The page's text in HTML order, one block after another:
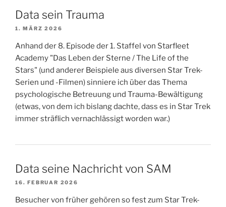
Data sein Trauma
1. MÄRZ 2026
Anhand der 8. Episode der 1. Staffel von Starfleet
Academy "Das Leben der Sterne / The Life of the
Stars" (und anderer Beispiele aus diversen Star Trek-
Serien und -Filmen) sinniere ich über das Thema
psychologische Betreuung und Trauma-Bewältigung
(etwas, von dem ich bislang dachte, dass es in Star Trek
immer sträflich vernachlässigt worden war.)
Data seine Nachricht von SAM
16. FEBRUAR 2026
Besucher von früher gehören so fest zum Star Trek-